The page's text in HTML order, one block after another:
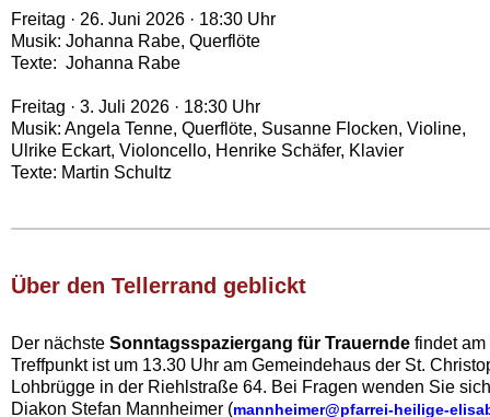
Freitag · 26. Juni 2026 · 18:30 Uhr
Musik: Johanna Rabe, Querflöte
Texte: Johanna Rabe
Freitag · 3. Juli 2026 · 18:30 Uhr
Musik: Angela Tenne, Querflöte, Susanne Flocken, Violine,
Ulrike Eckart, Violoncello, Henrike Schäfer, Klavier
Texte: Martin Schultz
Über den Tellerrand geblickt‍
Der nächste Sonntagsspaziergang für Trauernde findet am
Treffpunkt ist um 13.30 Uhr am Gemeindehaus der St.
Lohbrügge in der Riehlstraße 64. Bei Fragen wenden Sie
Diakon Stefan Mannheimer (mannheimer@pfarrei-heilige-